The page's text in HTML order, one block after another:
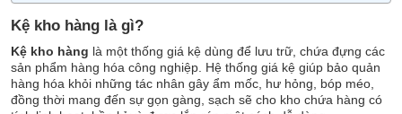
Kệ kho hàng là gì?
Kệ kho hàng là một thống giá kệ dùng để lưu trữ, chứa đựng các
sản phẩm hàng hóa công nghiệp. Hệ thống giá kệ giúp bảo quản
hàng hóa khỏi những tác nhân gây ẩm mốc, hư hỏng, bóp méo,
đồng thời mang đến sự gọn gàng, sạch sẽ cho kho chứa hàng có